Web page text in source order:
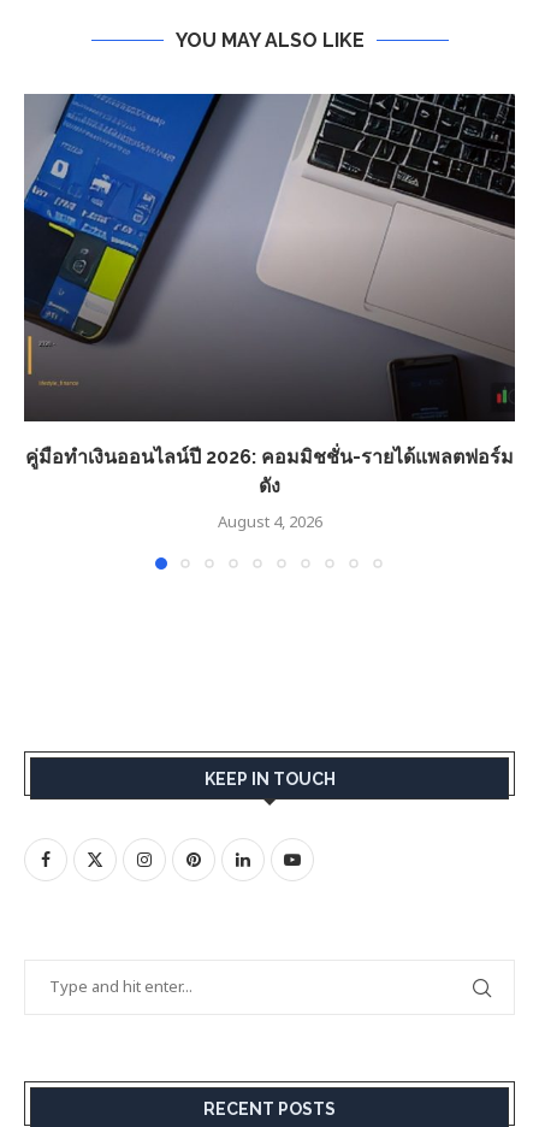
YOU MAY ALSO LIKE
คู่มือทำเงินออนไลน์ปี 2026: คอมมิชชั่น-รายได้แพลตฟอร์ม
ดัง
August 4, 2026
KEEP IN TOUCH
RECENT POSTS